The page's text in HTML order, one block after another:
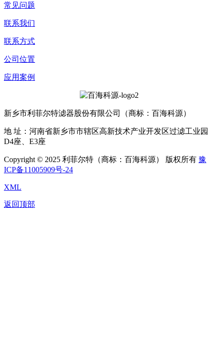
常见问题
联系我们
联系方式
公司位置
应用案例
新乡市利菲尔特滤器股份有限公司（商标：百海科源）
地 址：河南省新乡市市辖区高新技术产业开发区过滤工业园
D4座、E3座
Copyright © 2025 利菲尔特（商标：百海科源） 版权所有 豫
ICP备11005909号-24
XML
返回顶部